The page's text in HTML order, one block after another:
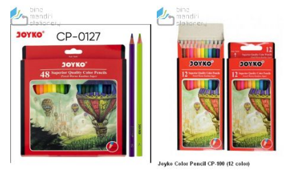
TO
WISH
COMPARE
TO
WISH
LIST
COMPARE